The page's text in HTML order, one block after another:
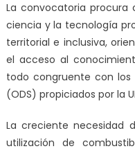
La convocatoria procura
ciencia y la tecnología
territorial e inclusiva,
el acceso al
todo congruente con los
(ODS) propiciados por la
La creciente necesidad
utilización de